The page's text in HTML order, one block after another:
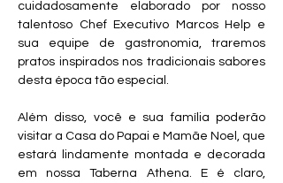
cuidadosamente elaborado por nosso
talentoso Chef Executivo Marcos Help e
sua equipe de gastronomia, traremos
pratos inspirados nos tradicionais sabores
desta época tão especial.
Além disso, você e sua família poderão
visitar a Casa do Papai e Mamãe Noel, que
estará lindamente montada e decorada
em nossa Taberna Athena. E é claro,